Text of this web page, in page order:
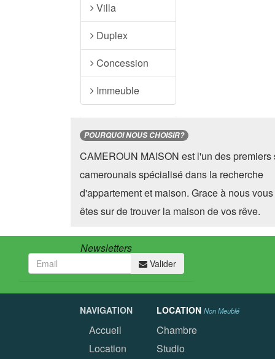
Villa
Duplex
Concession
Immeuble
POURQUOI NOUS CHOISIR?
CAMEROUN MAISON est l'un des premiers
camerounais spécialisé dans la recherche
d'appartement et maison. Grace à nous vous
êtes sur de trouver la maison de vos rêve.
Newsletters
Valider
NAVIGATION
Accueil
Location
LOCATION Non Meublé
Chambre
Studio